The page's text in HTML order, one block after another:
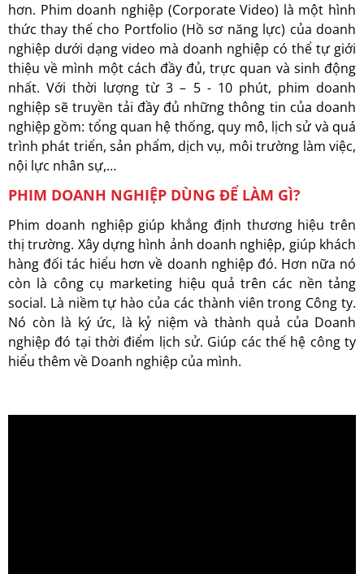
hơn. Phim doanh nghiệp (Corporate Video) là một hình
thức thay thế cho Portfolio (Hồ sơ năng lực) của doanh
nghiệp dưới dạng video mà doanh nghiệp có thể tự giới
thiệu về mình một cách đầy đủ, trực quan và sinh động
nhất. Với thời lượng từ 3 – 5 - 10 phút, phim doanh
nghiệp sẽ truyền tải đầy đủ những thông tin của doanh
nghiệp gồm: tổng quan hệ thống, quy mô, lịch sử và quá
trình phát triển, sản phẩm, dịch vụ, môi trường làm việc,
nội lực nhân sự,…
PHIM DOANH NGHIỆP DÙNG ĐỂ LÀM GÌ?
Phim doanh nghiệp giúp khẳng định thương hiệu trên
thị trường. Xây dựng hình ảnh doanh nghiệp, giúp khách
hàng đối tác hiểu hơn về doanh nghiệp đó. Hơn nữa nó
còn là công cụ marketing hiệu quả trên các nền tảng
social. Là niềm tự hào của các thành viên trong Công ty.
Nó còn là ký ức, là kỷ niệm và thành quả của Doanh
nghiệp đó tại thời điểm lịch sử. Giúp các thế hệ công ty
hiểu thêm về Doanh nghiệp của mình.